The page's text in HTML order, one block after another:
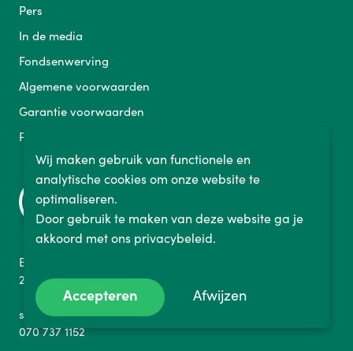
Pers
In de media
Fondsenwerving
Algemene voorwaarden
Garantie voorwaarden
Privacy
Binckhorstlaan 36
2516 BE Den Haag Nederland
sales@fietslabyrint.nl
070 737 1152
Wij maken gebruik van functionele en
analytische cookies om onze website te
optimaliseren.
Door gebruik te maken van deze website ga je
akkoord met ons privacybeleid.
Accepteren Afwijzen